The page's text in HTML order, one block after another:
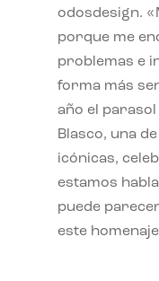
odosdesign.
porque me
problemas e
forma más
año el
Blasco, una
icónicas,
estamos
puede
este